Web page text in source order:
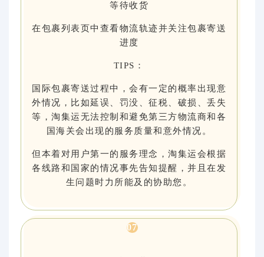
等待收货
在包裹列表页中查看物流轨迹并关注包裹寄送
进度
TIPS：
国际包裹寄送过程中，会有一定的概率出现意
外情况，比如延误、罚没、征税、破损、丢失
等，淘集运无法控制和避免第三方物流商和各
国海关会出现的服务质量和意外情况。
但本着对用户第一的服务理念，淘集运会根据
各线路和国家的情况事先告知提醒，并且在发
生问题时力所能及的协助您。
07